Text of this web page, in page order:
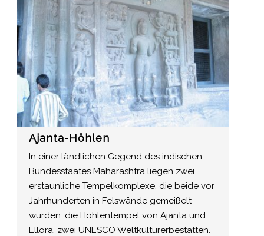
Ajanta-Höhlen
In einer ländlichen Gegend des indischen
Bundesstaates Maharashtra liegen zwei
erstaunliche Tempelkomplexe, die beide vor
Jahrhunderten in Felswände gemeißelt
wurden: die Höhlentempel von Ajanta und
Ellora, zwei UNESCO Weltkulturerbestätten.